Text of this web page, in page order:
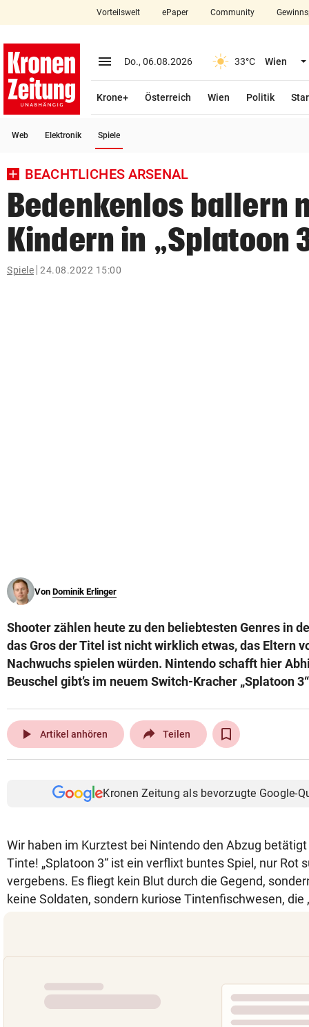
closeSchließen
account_circle Anmelden
arrow_right
bookmark
search
Suchbegriff
eingeben
Vorteilswelt ePaper Community
menu Menü aufklappen
Do., 06.08.2026 33°C Wien
Krone+ Österreich Wien Politik
Web Elektronik Spiele
BEACHTLICHES ARSENAL
Bedenkenlos ballern
Kindern in „Splatoon
Spiele 24.08.2022 15:00
Von Dominik Erlinger
Shooter zählen heute zu den beliebtesten Genres in
das Gros der Titel ist nicht wirklich etwas, das Eltern
Nachwuchs spielen würden. Nintendo schafft hier
Beuschel gibt’s im neuem Switch-Kracher „Splatoon
play_arrow Artikel anhören Teilen
Kronen Zeitung als bevorzugte Google-
Wir haben im Kurztest bei Nintendo den Abzug
Tinte! „Splatoon 3“ ist ein verflixt buntes Spiel, nur Rot
vergebens. Es fliegt kein Blut durch die Gegend,
keine Soldaten, sondern kuriose Tintenfischwesen, die